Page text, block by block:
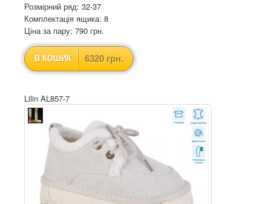
Розмірний ряд: 32-37
Комплектація ящика: 8
Ціна за пару: 790 грн.
В КОШИК 6320 грн.
Lilin AL857-7